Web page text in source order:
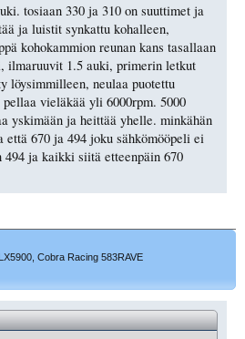
toinen pytty pois. käypi heti kahella ku
vai suutinjumppaa?
tosiaan 330 ja 310 on suuttimet ja
ja luistit synkattu kohalleen,
kohokammion reunan kans tasallaan
ilmaruuvit 1.5 auki, primerin letkut
löysimmilleen, neulaa puotettu
vieläkää yli 6000rpm. 5000
yskimään ja heittää yhelle. minkähän
670 ja 494 joku sähkömööpeli ei
ja kaikki siitä etteenpäin 670
Cobra Racing 583RAVE